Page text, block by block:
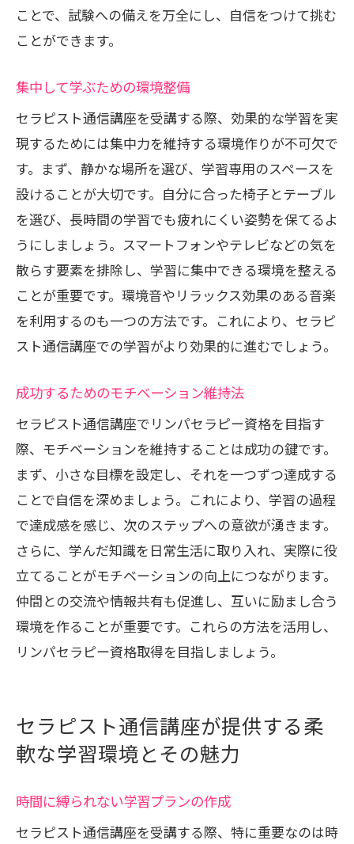
ことで、試験への備えを万全にし、自信をつけて挑む
ことができます。
集中して学ぶための環境整備
セラピスト通信講座を受講する際、効果的な学習を実
現するためには集中力を維持する環境作りが不可欠で
す。まず、静かな場所を選び、学習専用のスペースを
設けることが大切です。自分に合った椅子とテーブル
を選び、長時間の学習でも疲れにくい姿勢を保てるよ
うにしましょう。スマートフォンやテレビなどの気を
散らす要素を排除し、学習に集中できる環境を整える
ことが重要です。環境音やリラックス効果のある音楽
を利用するのも一つの方法です。これにより、セラピ
スト通信講座での学習がより効果的に進むでしょう。
成功するためのモチベーション維持法
セラピスト通信講座でリンパセラピー資格を目指す
際、モチベーションを維持することは成功の鍵です。
まず、小さな目標を設定し、それを一つずつ達成する
ことで自信を深めましょう。これにより、学習の過程
で達成感を感じ、次のステップへの意欲が湧きます。
さらに、学んだ知識を日常生活に取り入れ、実際に役
立てることがモチベーションの向上につながります。
仲間との交流や情報共有も促進し、互いに励まし合う
環境を作ることが重要です。これらの方法を活用し、
リンパセラピー資格取得を目指しましょう。
セラピスト通信講座が提供する柔
軟な学習環境とその魅力
時間に縛られない学習プランの作成
セラピスト通信講座を受講する際、特に重要なのは時